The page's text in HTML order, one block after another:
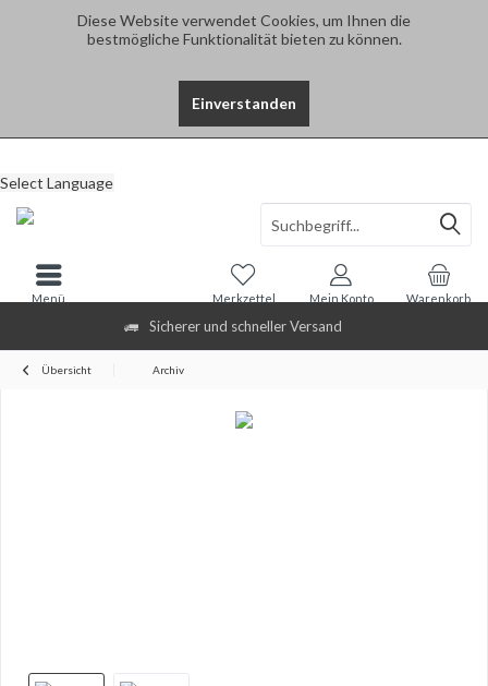
Diese Website verwendet Cookies, um Ihnen die
bestmögliche Funktionalität bieten zu können.
Einverstanden
Sicherer und schneller Versand
Select Language
Warenkorb
Merkzettel Mein Konto
Menü
Übersicht Archiv